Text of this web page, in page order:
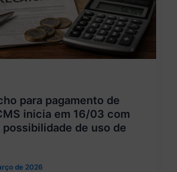
para pagamento de
inicia em 16/03 com
de uso de
de 2026